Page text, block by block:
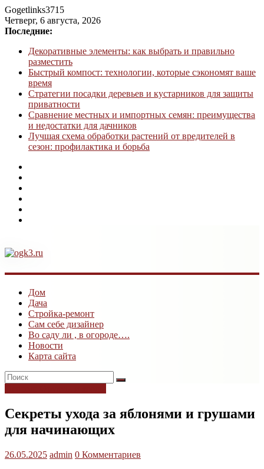
Gogetlinks3715
Четверг, 6 августа, 2026
Последние:
Декоративные элементы: как выбрать и правильно
разместить
Быстрый компост: технологии, которые сэкономят ваше
время
Стратегии посадки деревьев и кустарников для защиты
приватности
Сравнение местных и импортных семян: преимущества
и недостатки для дачников
Лучшая схема обработки растений от вредителей в
сезон: профилактика и борьба
ogk3.ru
Дом
дача
Дом
Дача
Стройка-ремонт
Сам себе дизайнер
Во саду ли , в огороде….
Новости
Карта сайта
Секреты ухода за яблонями и грушами
для начинающих
26.05.2025 admin 0 Комментариев